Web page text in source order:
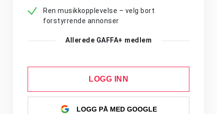
Ren musikkopplevelse – velg bort
forstyrrende annonser
Allerede GAFFA+ medlem
LOGG INN
LOGG PÅ MED GOOGLE